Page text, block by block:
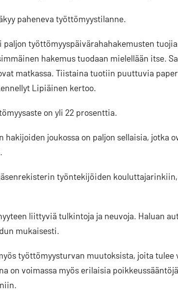
paheneva työttömyystilanne.
paljon työttömyyspäivärahahakemusten
hakemus tuodaan mielellään itse.
matkassa. Tiistaina tuotiin puuttuvia
Lipiäinen kertoo.
on yli 22 prosenttia.
hakijoiden joukossa on paljon sellaisia, jotka
työntekijöiden
liittyviä tulkintoja ja neuvoja. Haluan
mukaisesti.
työttömyysturvan muutoksista, joita tulee
on voimassa myös erilaisia